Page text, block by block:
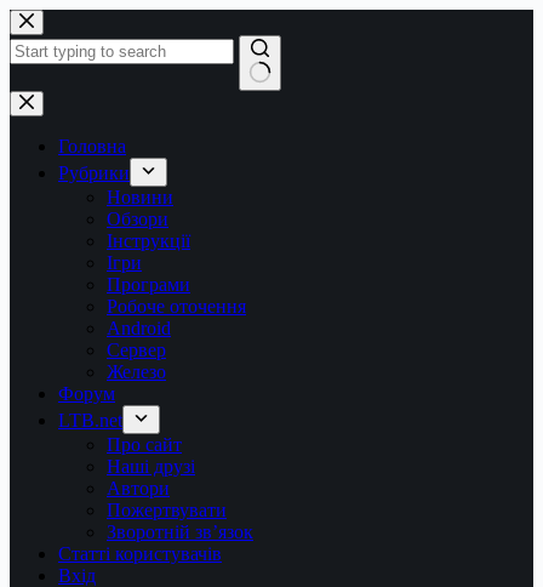
Перейти
до
вмісту
Немає
результатів
Головна
Рубрики
Новини
Обзори
Інструкції
Ігри
Програми
Робоче оточення
Android
Сервер
Железо
Форум
LTB.net
Про сайт
Наші друзі
Автори
Пожертвувати
Зворотній зв’язок
Статті користувачів
Вхід